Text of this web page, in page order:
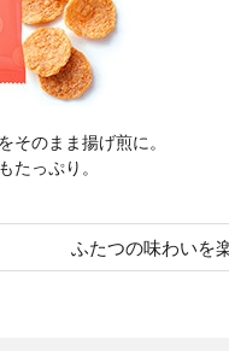
そのまま揚げ煎に。
たっぷり。
ふたつの味わいを